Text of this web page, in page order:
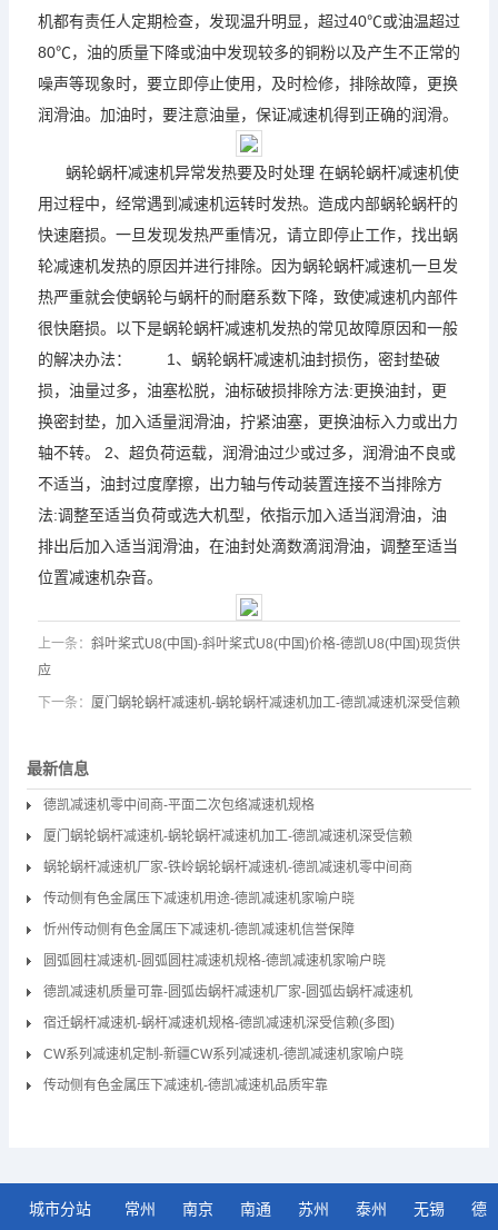
机都有责任人定期检查，发现温升明显，超过40℃或油温超过
80℃，油的质量下降或油中发现较多的铜粉以及产生不正常的
噪声等现象时，要立即停止使用，及时检修，排除故障，更换
润滑油。加油时，要注意油量，保证减速机得到正确的润滑。
蜗轮蜗杆减速机异常发热要及时处理 在蜗轮蜗杆减速机使
用过程中，经常遇到 减速机运转时发热。造成内部蜗轮蜗杆的
快速磨损。一旦发现发热严重情况，请立即停止工作，找出蜗
轮减速机发热的原因并进行排除。因为蜗轮蜗杆减速机一旦发
热严重就会使蜗轮与蜗杆的耐磨系数下降，致使减速机内部件
很快磨损。以下是蜗轮蜗杆减速机发热的常见故障原因和一般
的解决办法： 1、 蜗轮蜗杆减速机油封损伤，密封垫破
损，油量过多，油塞松脱，油标破损排除方法:更换油封，更
换密封垫，加入适量润滑油，拧紧油塞，更换油标入力或出力
轴不转。 2、超负荷运载，润滑油过少或过多，润滑油不良或
不适当，油封过度摩擦，出力轴与传动装置连接不当排除方
法:调整至适当负荷或选大机型，依指示加入适当润滑油，油
排出后加入适当润滑油，在油封处滴数滴润滑油，调整至适当
位置减速机杂音。
上一条： 斜叶桨式U8(中国)-斜叶桨式U8(中国)价格-德凯U8(中国)现货供
应
下一条： 厦门蜗轮蜗杆减速机-蜗轮蜗杆减速机加工-德凯减速机深受信赖
最新信息
德凯减速机零中间商-平面二次包络减速机规格
厦门蜗轮蜗杆减速机-蜗轮蜗杆减速机加工-德凯减速机深受信赖
蜗轮蜗杆减速机厂家-铁岭蜗轮蜗杆减速机-德凯减速机零中间商
传动侧有色金属压下减速机用途-德凯减速机家喻户晓
忻州传动侧有色金属压下减速机-德凯减速机信誉保障
圆弧圆柱减速机-圆弧圆柱减速机规格-德凯减速机家喻户晓
德凯减速机质量可靠-圆弧齿蜗杆减速机厂家-圆弧齿蜗杆减速机
宿迁蜗杆减速机-蜗杆减速机规格-德凯减速机深受信赖(多图)
CW系列减速机定制-新疆CW系列减速机-德凯减速机家喻户晓
传动侧有色金属压下减速机-德凯减速机品质牢靠
城市分站 常州 南京 南通 苏州 泰州 无锡 德